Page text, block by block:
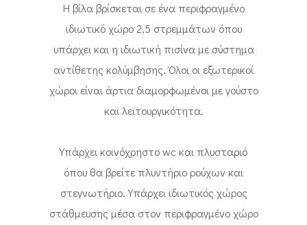
Η βίλα βρίσκεται σε ένα περιφραγμένο
ιδιωτικό χώρο 2,5 στρεμμάτων όπου
υπάρχει και η ιδιωτική πισίνα με σύστημα
αντίθετης κολύμβησης. Όλοι οι εξωτερικοί
χώροι είναι άρτια διαμορφωμένοι με γούστο
και λειτουργικότητα.
Υπάρχει κοινόχρηστο wc και πλυσταριό
όπου θα βρείτε πλυντήριο ρούχων και
στεγνωτήριο. Υπάρχει ιδιωτικός χώρος
στάθμευσης μέσα στον περιφραγμένο χώρο